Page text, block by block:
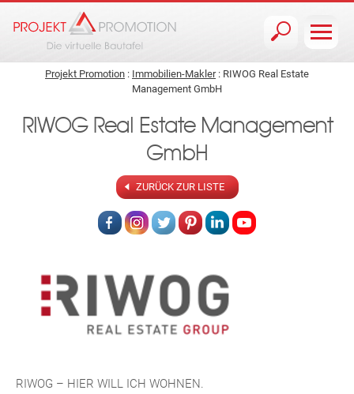
Projekt Promotion : Immobilien-Makler: RIWOG Real Estate
Management GmbH
RIWOG Real Estate Management
GmbH
ZURÜCK ZUR LISTE
RIWOG – HIER WILL ICH WOHNEN.